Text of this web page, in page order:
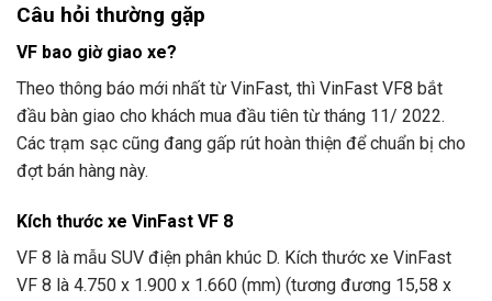
Câu hỏi thường gặp
VF bao giờ giao xe?
Theo thông báo mới nhất từ VinFast, thì VinFast VF8 bắt
đầu bàn giao cho khách mua đầu tiên từ tháng 11/ 2022.
Các trạm sạc cũng đang gấp rút hoàn thiện để chuẩn bị cho
đợt bán hàng này.
Kích thước xe VinFast VF 8
VF 8 là mẫu SUV điện phân khúc D. Kích thước xe VinFast
VF 8 là 4.750 x 1.900 x 1.660 (mm) (tương đương 15,58 x